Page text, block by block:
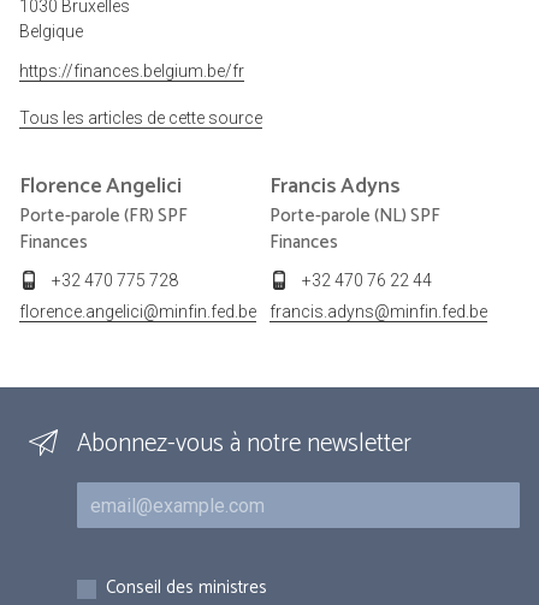
1030 Bruxelles
Belgique
https://finances.belgium.be/fr
Tous les articles de cette source
FlorenceAngelici
Porte-parole (FR) SPF
Finances
+32 470 775 728
florence.angelici@minfin.fed.be
FrancisAdyns
Porte-parole (NL) SPF
Finances
+32 470 76 22 44
francis.adyns@minfin.fed.be
Abonnez-vous à notre newsletter
Courriel
Inscriptions
Conseil des ministres